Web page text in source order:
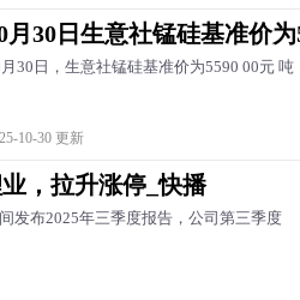
月30日生意社锰硅基准价
30日，生意社锰硅基准价为5590 00元
10-30 更新
，拉升涨停_快播
发布2025年三季度报告，公司第三季度